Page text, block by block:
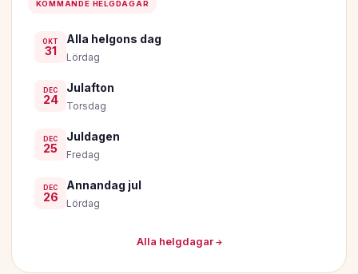
KOMMANDE HELGDAGAR
OKT
31
Alla helgons dag
Lördag
DEC
24
Julafton
Torsdag
DEC
25
Juldagen
Fredag
DEC
26
Annandag jul
Lördag
Alla helgdagar →